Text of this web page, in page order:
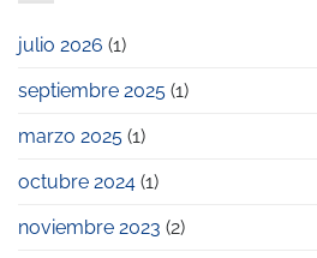
julio 2026 (1)
septiembre 2025 (1)
marzo 2025 (1)
octubre 2024 (1)
noviembre 2023 (2)